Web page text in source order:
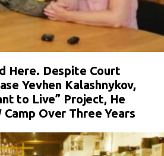
Here. Despite Court
Yevhen Kalashnykov,
to Live” Project, He
Over Three Years